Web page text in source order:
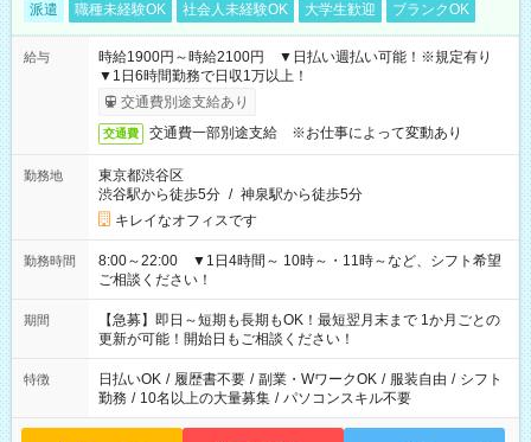
派遣 職種未経験OK 社会人未経験OK 大学生歓迎 ブランクOK
給与
時給1900円～時給2100円 ▼日払い週払い可能！※規定有り
▼1日6時間勤務で日収1万以上！
交通費別途支給あり
交通費 交通費一部別途支給 ※お仕事によって変動あり
勤務地
東京都渋谷区
渋谷駅から徒歩5分 / 神泉駅から徒歩5分
キレイなオフィスです
勤務時間
8:00～22:00 ▼1日4時間～ 10時～・11時～など、シフト希望
ご相談ください！
期間
【急募】即日～短期も長期もOK！最短翌月末まで 1か月ごとの
更新が可能！開始日もご相談ください！
特徴 日払いOK / 履歴書不要 / 副業・WワークOK / 服装自由 / シフト
勤務 / 10名以上の大量募集 / パソコンスキル不要